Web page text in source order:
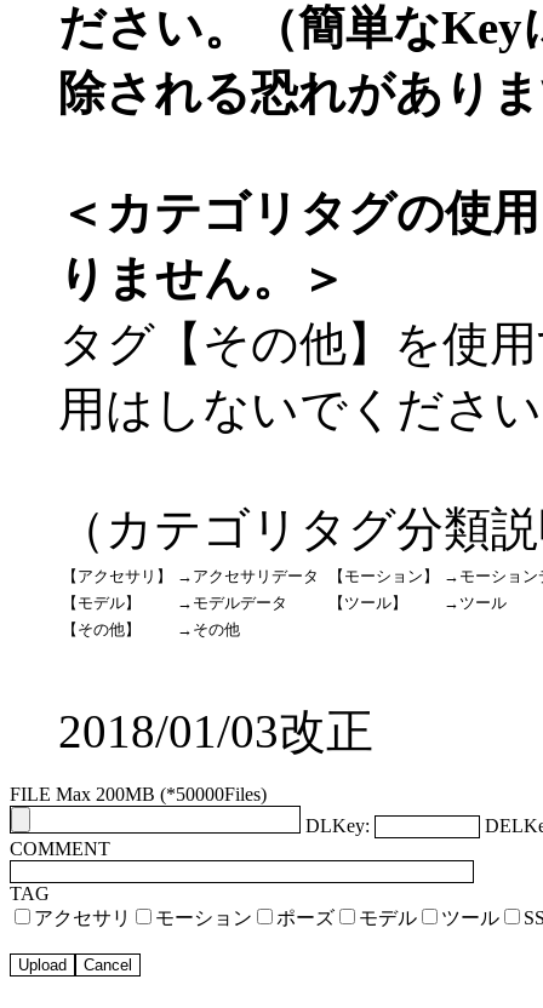
ださい。（簡単な
除される恐れがあり
＜カテゴリタグの使
りません。＞
タグ【その他】を使
用はしないでくださ
（カテゴリタグ分類
【アクセサリ】 →アクセサリデータ 【モーション】
→モーショ
【モデル】
→モデルデータ 【ツール】
→ツール
【その他】
→その他
2018/01/03改正
FILE Max 200MB (*50000Files)
DLKey:
COMMENT
TAG
アクセサリ
モーション ポーズ モデル ツール